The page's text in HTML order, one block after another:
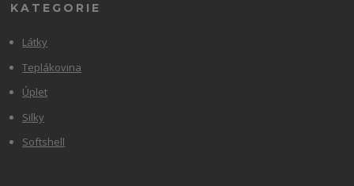
KATEGORIE
Látky
Teplákovina
Úplet
Silky
Softshell